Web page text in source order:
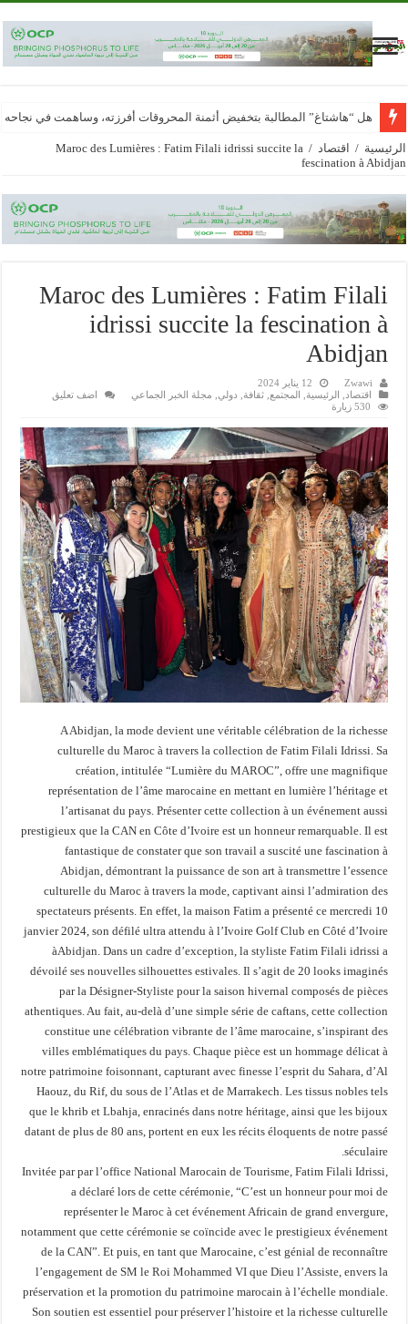
هل “هاشتاغ” المطالبة بتخفيض أثمنة المحروقات أفرزته، وساهمت في
الرئيسية / اقتصاد /
Maroc des Lumières : Fatim Filali idrissi succite la
fescination à Abidjan
Maroc des Lumières : Fatim Filali
idrissi succite la fescination à
Abidjan
Zwawi
12 يناير 2024
اقتصاد
الرئيسية المجتمع ,ثقافة دولي مجلة الخبر الجماعي
اضف تعليق
530 زيارة
A Abidjan, la mode devient une véritable célébration de la richesse
culturelle du Maroc à travers la collection de Fatim Filali Idrissi. Sa
création, intitulée “Lumière du MAROC”, offre une magnifique
représentation de l’âme marocaine en mettant en lumière l’héritage et
l’artisanat du pays. Présenter cette collection à un événement aussi
prestigieux que la CAN en Côte d’Ivoire est un honneur remarquable. Il est
fantastique de constater que son travail a suscité une fascination à
Abidjan, démontrant la puissance de son art à transmettre l’essence
culturelle du Maroc à travers la mode, captivant ainsi l’admiration des
spectateurs présents. En effet, la maison Fatim a présenté ce mercredi 10
janvier 2024, son défilé ultra attendu à l’Ivoire Golf Club en Côté d’Ivoire
àAbidjan. Dans un cadre d’exception, la styliste Fatim Filali idrissi a
dévoilé ses nouvelles silhouettes estivales. Il s’agit de 20 looks imaginés
par la Désigner-Styliste pour la saison hivernal composés de pièces
athentiques. Au fait, au-delà d’une simple série de caftans, cette collection
constitue une célébration vibrante de l’âme marocaine, s’inspirant des
villes emblématiques du pays. Chaque pièce est un hommage délicat à
notre patrimoine foisonnant, capturant avec finesse l’esprit du Sahara, d’Al
Haouz, du Rif, du sous de l’Atlas et de Marrakech. Les tissus nobles tels
que le khrib et Lbahja, enracinés dans notre héritage, ainsi que les bijoux
datant de plus de 80 ans, portent en eux les récits éloquents de notre passé
séculaire.
Invitée par par l’office National Marocain de Tourisme, Fatim Filali Idrissi,
a déclaré lors de cette cérémonie, “C’est un honneur pour moi de
représenter le Maroc à cet événement Africain de grand envergure,
notamment que cette cérémonie se coïncide avec le prestigieux événement
de la CAN”. Et puis, en tant que Marocaine, c’est génial de reconnaître
l’engagement de SM le Roi Mohammed VI que Dieu l’Assiste, envers la
préservation et la promotion du patrimoine marocain à l’échelle mondiale.
Son soutien est essentiel pour préserver l’histoire et la richesse culturelle